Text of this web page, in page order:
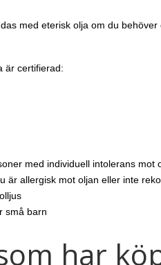
med eterisk olja om du
är certifierad:
med individuell intolerans mot
är allergisk mot oljan eller inte
små barn
har